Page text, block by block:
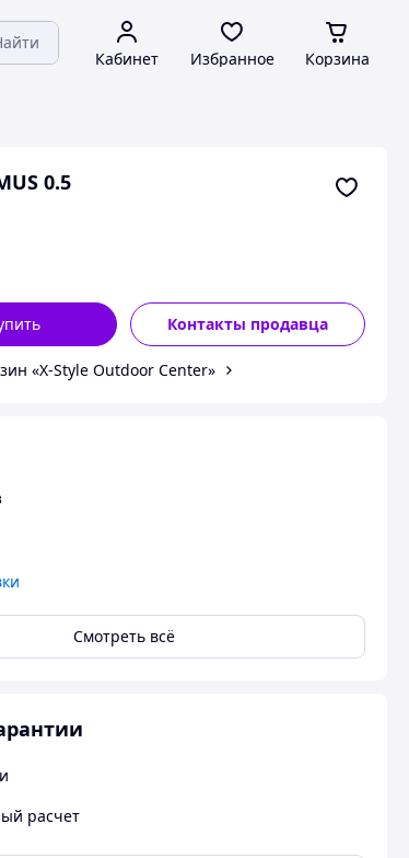
Кабинет Избранное Корзина
0.5
Контакты продавца
«X-Style Outdoor Center»
Смотреть всё
расчет